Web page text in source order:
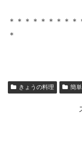
＊＊＊＊＊＊＊＊
＊
きょうの料理 簡